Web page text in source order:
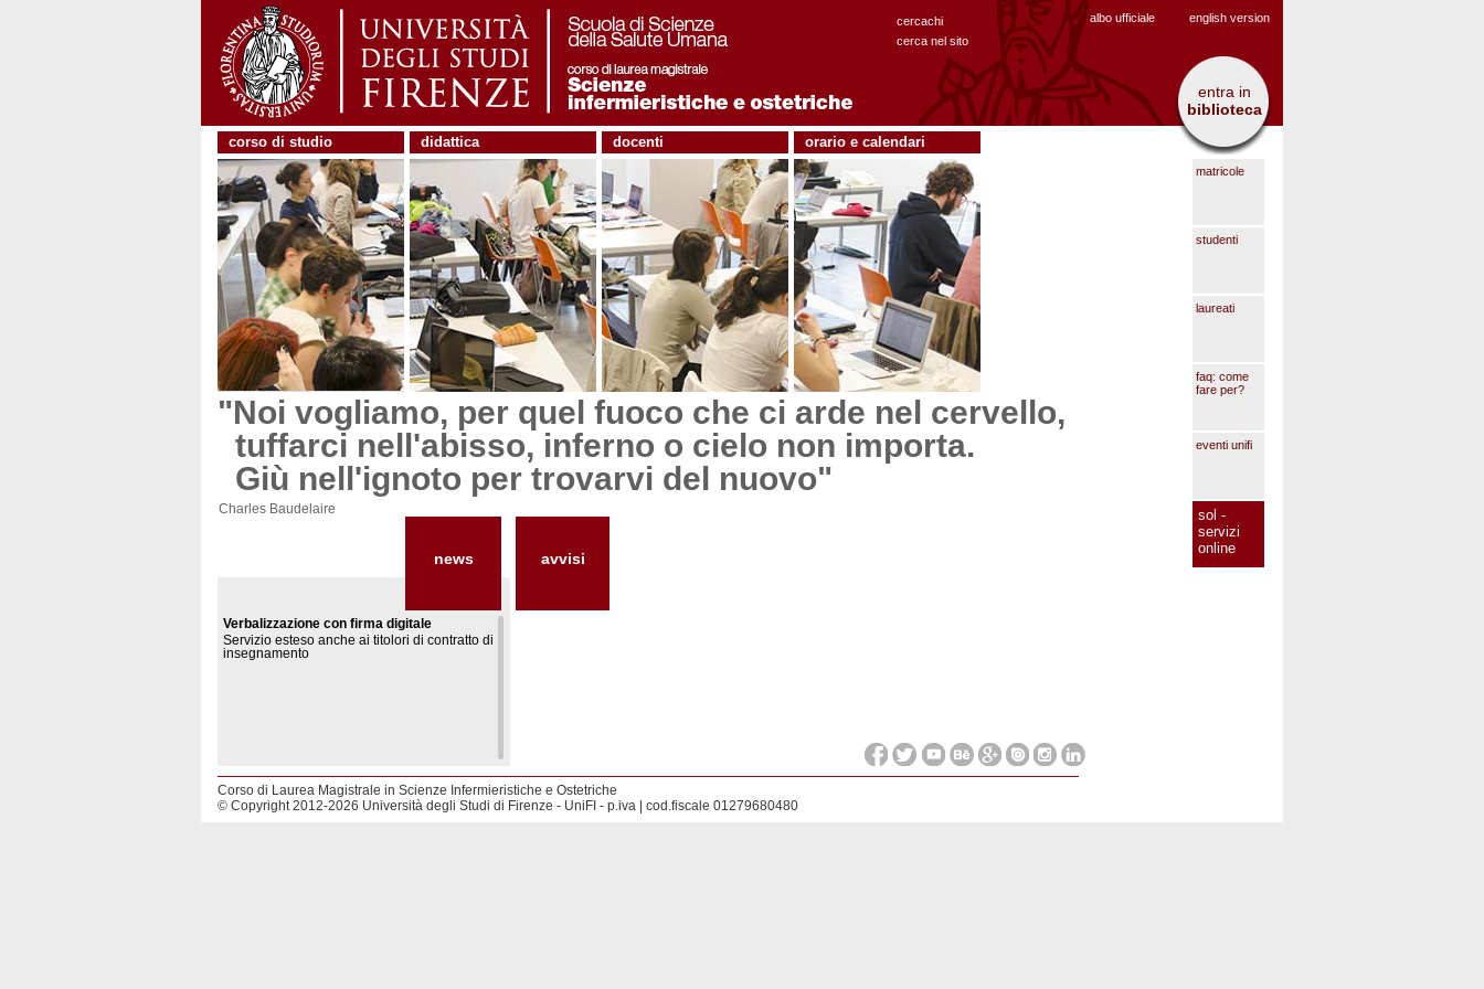
english version
entra in
biblioteca
albo ufficiale
cercachi
cerca nel sito
corso di studio didattica docenti orario e calendari
matricole
studenti
laureati
faq: come
fare per?
eventi unifi
sol -
servizi
online
"Noi vogliamo, per quel fuoco che ci arde nel cervello,
tuffarci nell'abisso, inferno o cielo non importa.
Giù nell'ignoto per trovarvi del nuovo"
Charles Baudelaire
news
Verbalizzazione con firma digitale
Servizio esteso anche ai titolori di contratto di
insegnamento
avvisi
Corso di Laurea Magistrale in Scienze Infermieristiche e Ostetriche
© Copyright 2012-2026 Università degli Studi di Firenze - UniFI - p.iva | cod.fiscale 01279680480